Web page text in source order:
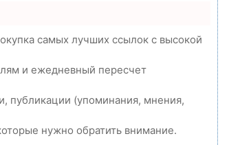
самых лучших ссылок с высокой
и ежедневный пересчет
публикации (упоминания, мнения,
нужно обратить внимание.